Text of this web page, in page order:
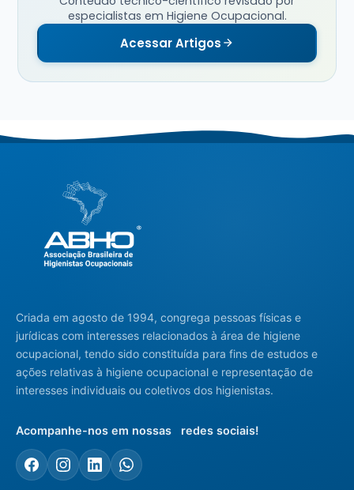
especialistas em Higiene Ocupacional.
Acessar Artigos
Criada em agosto de 1994, congrega pessoas físicas e
jurídicas com interesses relacionados à área de higiene
ocupacional, tendo sido constituída para fins de estudos e
ações relativas à higiene ocupacional e representação de
interesses individuais ou coletivos dos higienistas.
Acompanhe-nos em nossas redes sociais!